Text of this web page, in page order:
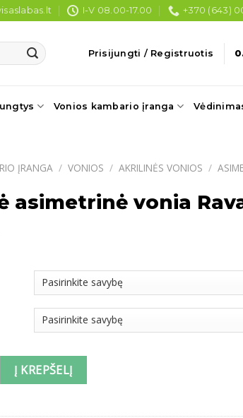
I-V 08.00-17.00 +370 (643)
Prisijungti / Registruotis
Vonios kambario įranga
ĮRANGA / VONIOS / AKRILINĖS VONIOS /
asimetrinė vonia
Akrilinė asimetrinė vonia Ravak Rosa II
Į KREPŠELĮ